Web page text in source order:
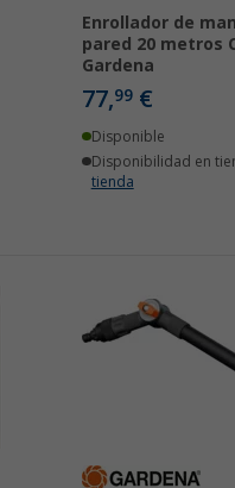
Enrollador de
pared 20 metros
Gardena
77,99 €
Disponible
Disponibilidad en
tienda